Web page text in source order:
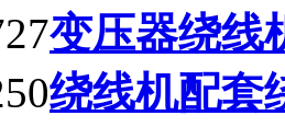
27变压器绕线
50绕线机配套